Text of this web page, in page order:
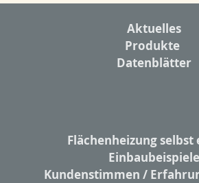
Aktuelles
Produkte
Datenblätter
Flächenheizung selbst
Einbaubeispiele
Kundenstimmen /